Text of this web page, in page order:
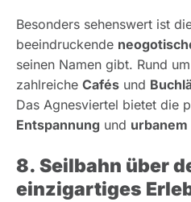
Besonders sehenswert ist
beeindruckende
seinen Namen gibt. Rund
zahlreiche Cafés und
Das Agnesviertel bietet die
Entspannung und urbanem
8. Seilbahn über
einzigartiges